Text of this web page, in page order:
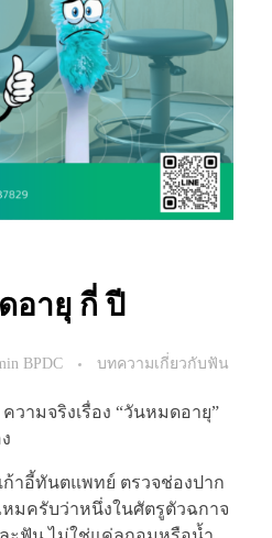
อายุ กี่ ปี
BPDC บทความเกี่ยวกับฟัน
วามจริงเรื่อง “วันหมดอายุ”
ก้าอี้ทันตแพทย์ ตรวจช่องปาก
มครับว่าหนึ่งในศัตรูตัวฉกาจ